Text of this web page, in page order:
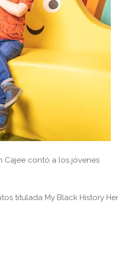
Cajee contó a los jóvenes
titulada My Black History